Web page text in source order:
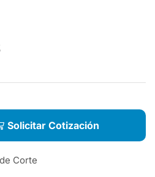
Solicitar Cotización
Corte